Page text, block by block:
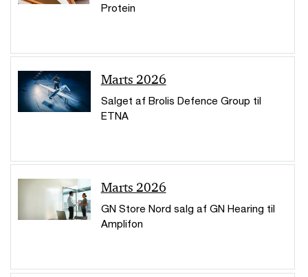
Protein
Marts 2026
Salget af Brolis Defence Group til
ETNA
Marts 2026
GN Store Nord salg af GN Hearing til
Amplifon